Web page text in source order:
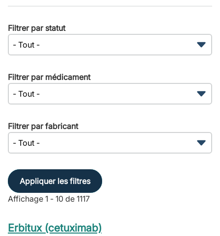
Filtrer par statut
Filtrer par médicament
Filtrer par fabricant
Appliquer les filtres
Affichage 1 - 10 de 1117
Erbitux (cetuximab)